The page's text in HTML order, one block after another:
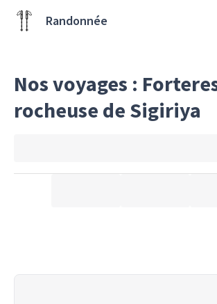
Randonnée
Nos voyages :
rocheuse de Sigiriya